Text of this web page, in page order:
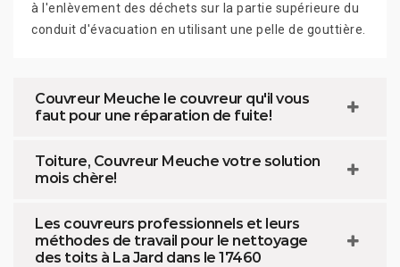
à l'enlèvement des déchets sur la partie supérieure du
conduit d'évacuation en utilisant une pelle de gouttière.
Couvreur Meuche le couvreur qu'il vous
faut pour une réparation de fuite!
Toiture, Couvreur Meuche votre solution
mois chère!
Les couvreurs professionnels et leurs
méthodes de travail pour le nettoyage
des toits à La Jard dans le 17460